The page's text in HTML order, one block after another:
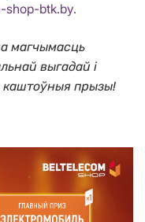
btk.by.
магчымасць
выгадай і
каштоўныя прызы!